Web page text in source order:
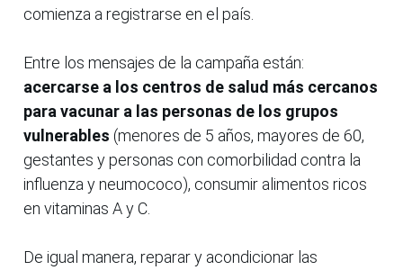
comienza a registrarse en el país.
Entre los mensajes de la campaña están:
acercarse a los centros de salud más cercanos
para vacunar a las personas de los grupos
vulnerables (menores de 5 años, mayores de 60,
gestantes y personas con comorbilidad contra la
influenza y neumococo), consumir alimentos ricos
en vitaminas A y C.
De igual manera, reparar y acondicionar las